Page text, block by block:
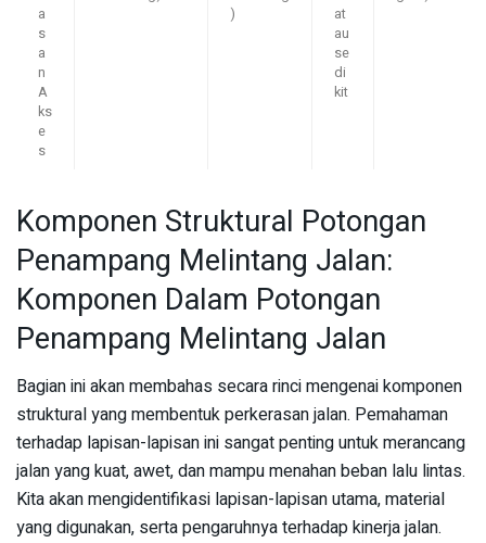
a
s
a
n
A
ks
e
s
)
at
au
se
di
kit
Komponen Struktural Potongan
Penampang Melintang Jalan:
Komponen Dalam Potongan
Penampang Melintang Jalan
Bagian ini akan membahas secara rinci mengenai komponen
struktural yang membentuk perkerasan jalan. Pemahaman
terhadap lapisan-lapisan ini sangat penting untuk merancang
jalan yang kuat, awet, dan mampu menahan beban lalu lintas.
Kita akan mengidentifikasi lapisan-lapisan utama, material
yang digunakan, serta pengaruhnya terhadap kinerja jalan.